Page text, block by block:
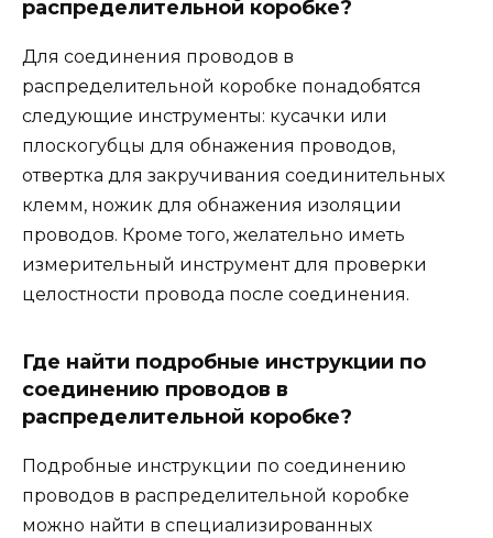
распределительной коробке?
Для соединения проводов в
распределительной коробке понадобятся
следующие инструменты: кусачки или
плоскогубцы для обнажения проводов,
отвертка для закручивания соединительных
клемм, ножик для обнажения изоляции
проводов. Кроме того, желательно иметь
измерительный инструмент для проверки
целостности провода после соединения.
Где найти подробные инструкции по
соединению проводов в
распределительной коробке?
Подробные инструкции по соединению
проводов в распределительной коробке
можно найти в специализированных